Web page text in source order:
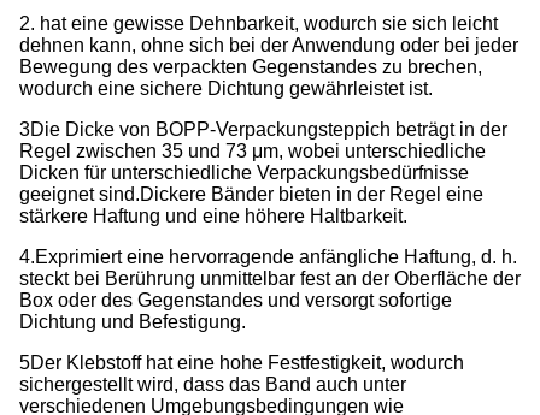
2. hat eine gewisse Dehnbarkeit, wodurch sie sich leicht
dehnen kann, ohne sich bei der Anwendung oder bei jeder
Bewegung des verpackten Gegenstandes zu brechen,
wodurch eine sichere Dichtung gewährleistet ist.
3Die Dicke von BOPP-Verpackungsteppich beträgt in der
Regel zwischen 35 und 73 μm, wobei unterschiedliche
Dicken für unterschiedliche Verpackungsbedürfnisse
geeignet sind.Dickere Bänder bieten in der Regel eine
stärkere Haftung und eine höhere Haltbarkeit.
4.Exprimiert eine hervorragende anfängliche Haftung, d. h.
steckt bei Berührung unmittelbar fest an der Oberfläche der
Box oder des Gegenstandes und versorgt sofortige
Dichtung und Befestigung.
5Der Klebstoff hat eine hohe Festfestigkeit, wodurch
sichergestellt wird, dass das Band auch unter
verschiedenen Umgebungsbedingungen wie